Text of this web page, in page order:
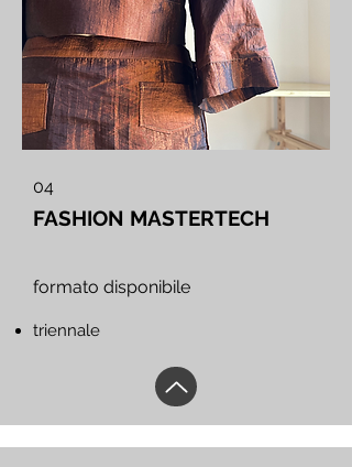
04
FASHION MASTERTECH
formato disponibile
triennale